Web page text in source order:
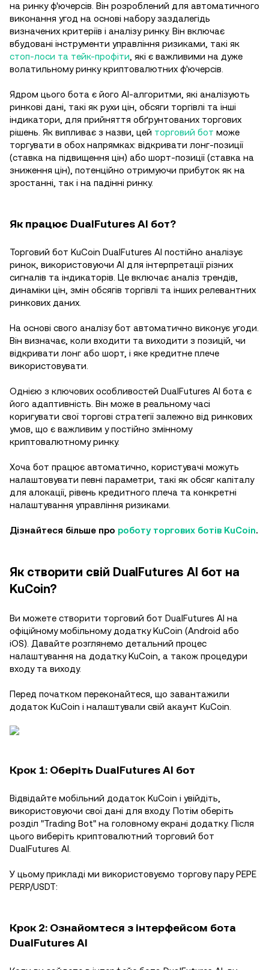
на ринку ф'ючерсів. Він розроблений для автоматичного
виконання угод на основі набору заздалегідь
визначених критеріїв і аналізу ринку. Він включає
вбудовані інструменти управління ризиками, такі як
стоп-лоси та тейк-профіти , які є важливими на дуже
волатильному ринку криптовалютних ф'ючерсів.
Ядром цього бота є його AI-алгоритми, які аналізують
ринкові дані, такі як рухи цін, обсяги торгівлі та інші
індикатори, для прийняття обґрунтованих торгових
рішень. Як випливає з назви, цей торговий бот може
торгувати в обох напрямках: відкривати лонг-позиції
(ставка на підвищення цін) або шорт-позиції (ставка на
зниження цін), потенційно отримуючи прибуток як на
зростанні, так і на падінні ринку.
Як працює DualFutures AI бот?
Торговий бот KuCoin DualFutures AI постійно аналізує
ринок, використовуючи AI для інтерпретації різних
сигналів та індикаторів. Це включає аналіз трендів,
динаміки цін, змін обсягів торгівлі та інших релевантних
ринкових даних.
На основі свого аналізу бот автоматично виконує угоди.
Він визначає, коли входити та виходити з позицій, чи
відкривати лонг або шорт, і яке кредитне плече
використовувати.
Однією з ключових особливостей DualFutures AI бота є
його адаптивність. Він може в реальному часі
коригувати свої торгові стратегії залежно від ринкових
умов, що є важливим у постійно змінному
криптовалютному ринку.
Хоча бот працює автоматично, користувачі можуть
налаштовувати певні параметри, такі як обсяг капіталу
для алокації, рівень кредитного плеча та конкретні
налаштування управління ризиками.
Дізнайтеся більше про роботу торгових ботів KuCoin.
Як створити свій DualFutures AI бот на
KuCoin?
Ви можете створити торговий бот DualFutures AI на
офіційному мобільному додатку KuCoin (Android або
iOS). Давайте розглянемо детальний процес
налаштування на додатку KuCoin, а також процедури
входу та виходу.
Перед початком переконайтеся, що завантажили
додаток KuCoin і налаштували свій акаунт KuCoin.
Крок 1: Оберіть DualFutures AI бот
Відвідайте мобільний додаток KuCoin і увійдіть,
використовуючи свої дані для входу. Потім оберіть
розділ "Trading Bot" на головному екрані додатку. Після
цього виберіть криптовалютний торговий бот
DualFutures AI.
У цьому прикладі ми використовуємо торгову пару PEPE
PERP/USDT:
Крок 2: Ознайомтеся з інтерфейсом бота
DualFutures AI